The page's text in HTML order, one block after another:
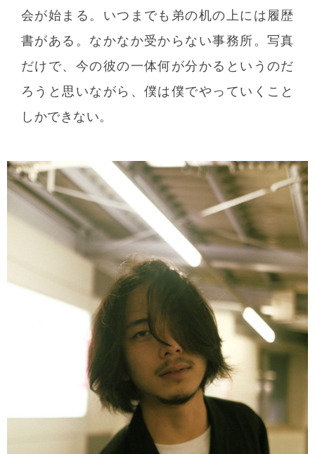
会が始まる。いつまでも弟の机の上には履歴
書がある。なかなか受からない事務所。写真
だけで、今の彼の一体何が分かるというのだ
ろうと思いながら、僕は僕でやっていくこと
しかできない。